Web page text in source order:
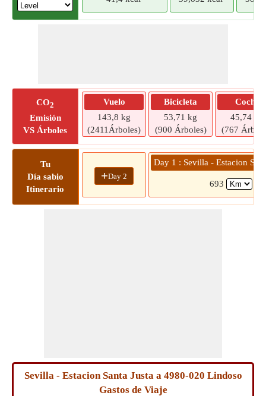
CO2
Emisión
VS Árboles
Vuelo
143,8 kg
(2411Árboles)
Bicicleta
53,71 kg
(900 Árboles)
Coche
45,74 kg
(767
Tu
Día sabio
Itinerario
+Day 2
Day 1 : Sevilla - Estacion
693
Sevilla - Estacion Santa Justa a 4980-020 Lindoso
Gastos de Viaje